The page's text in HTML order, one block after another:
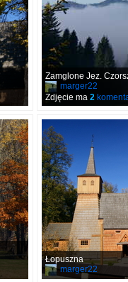
Zamglone Jez.
marger22
Zdjęcie ma 2
Łopuszna
marger22